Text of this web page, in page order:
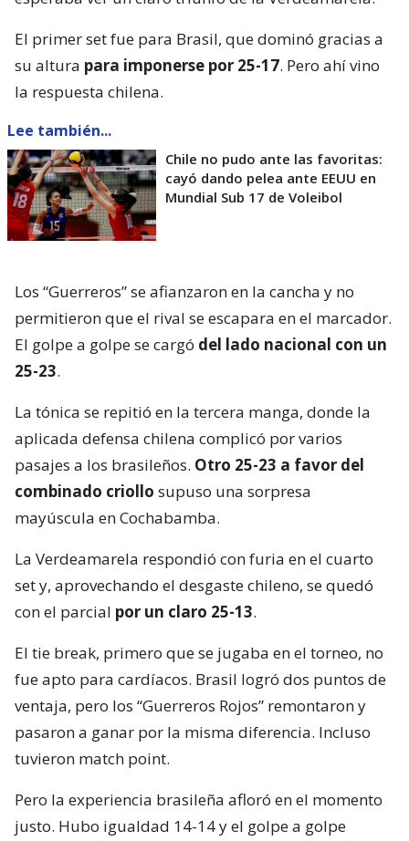
El primer set fue para Brasil, que dominó gracias a
su altura para imponerse por 25-17. Pero ahí vino
la respuesta chilena.
Lee también...
Chile no pudo ante las favoritas:
cayó dando pelea ante EEUU en
Mundial Sub 17 de Voleibol
Los “Guerreros” se afianzaron en la cancha y no
permitieron que el rival se escapara en el marcador.
El golpe a golpe se cargó del lado nacional con un
25-23.
La tónica se repitió en la tercera manga, donde la
aplicada defensa chilena complicó por varios
pasajes a los brasileños. Otro 25-23 a favor del
combinado criollo supuso una sorpresa
mayúscula en Cochabamba.
La Verdeamarela respondió con furia en el cuarto
set y, aprovechando el desgaste chileno, se quedó
con el parcial por un claro 25-13.
El tie break, primero que se jugaba en el torneo, no
fue apto para cardíacos. Brasil logró dos puntos de
ventaja, pero los “Guerreros Rojos” remontaron y
pasaron a ganar por la misma diferencia. Incluso
tuvieron match point.
Pero la experiencia brasileña afloró en el momento
justo. Hubo igualdad 14-14 y el golpe a golpe